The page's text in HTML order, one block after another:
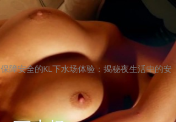
保障安全的KL下水场体验：揭秘夜生活中的安